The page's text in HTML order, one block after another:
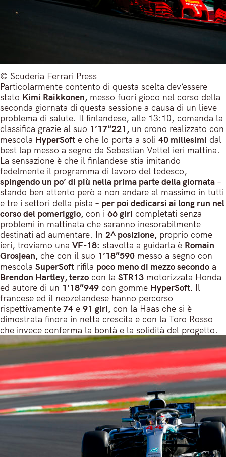
© Scuderia Ferrari Press
Particolarmente contento di questa scelta dev’essere
stato Kimi Raikkonen, messo fuori gioco nel corso della
seconda giornata di questa sessione a causa di un lieve
problema di salute. Il finlandese, alle 13:10, comanda la
classifica grazie al suo 1’17″221, un crono realizzato con
mescola HyperSoft e che lo porta a soli 40 millesimi dal
best lap messo a segno da Sebastian Vettel ieri mattina.
La sensazione è che il finlandese stia imitando
fedelmente il programma di lavoro del tedesco,
spingendo un po’ di più nella prima parte della giornata –
stando ben attento però a non andare al massimo in tutti
e tre i settori della pista – per poi dedicarsi ai long run nel
corso del pomeriggio, con i 66 giri completati senza
problemi in mattinata che saranno inesorabilmente
destinati ad aumentare. In 2^ posizione, proprio come
ieri, troviamo una VF-18: stavolta a guidarla è Romain
Grosjean, che con il suo 1’18″590 messo a segno con
mescola SuperSoft rifila poco meno di mezzo secondo a
Brendon Hartley, terzo con la STR13 motorizzata Honda
ed autore di un 1’18″949 con gomme HyperSoft. Il
francese ed il neozelandese hanno percorso
rispettivamente74 e 91 giri, con la Haas che si è
dimostrata finora in netta crescita e con la Toro Rosso
che invece conferma la bontà e la solidità del progetto.